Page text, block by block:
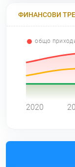
ФИНАНСОВИ
общо
2020